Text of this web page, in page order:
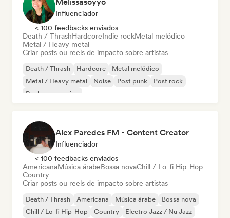
Influenciador
< 100 feedbacks enviados
Death / ThrashHardcoreIndie rockMetal melódico
Metal / Heavy metal
Criar posts ou reels de impacto sobre artistas
Death / Thrash Hardcore
Metal melódico
Metal / Heavy metal
Noise Post punk
Post rock
Rock progressivo
Alex Paredes FM - Content Creator
Influenciador
< 100 feedbacks enviados
AmericanaMúsica árabeBossa novaChill / Lo-fi Hip-Hop
Country
Criar posts ou reels de impacto sobre artistas
Death / Thrash Americana Música árabe
Bossa nova
Chill / Lo-fi Hip-Hop
Country
Electro Jazz / Nu Jazz